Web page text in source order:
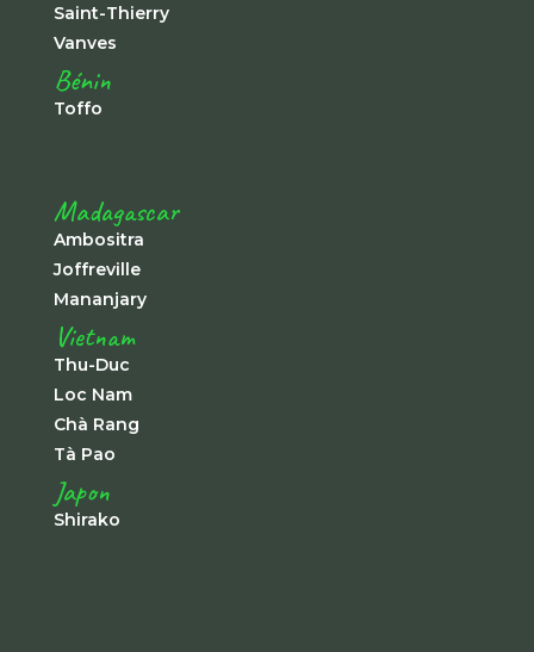
Saint-Thierry
Vanves
Bénin
Toffo
Madagascar
Ambositra
Joffreville
Mananjary
Vietnam
Thu-Duc
Loc Nam
Chà Rang
Tà Pao
Japon
Shirako